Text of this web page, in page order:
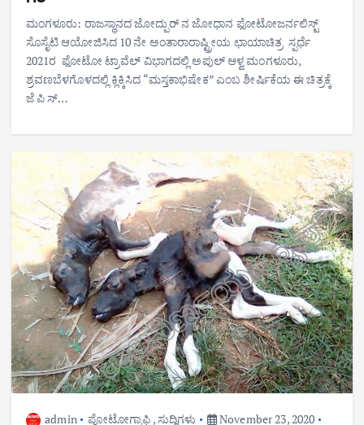
ಮಂಗಳೂರು: ರಾಜಸ್ಥಾನದ ಜೋದ್ಪುರ್ ನ ಜೋಧಾನ ಫೋಟೋಜರ್ನಲಿಸ್ಟ್
ಸೊಸೈಟಿ ಆಯೋಜಿಸಿದ 10 ನೇ ಅಂತಾರಾರಾಷ್ಟ್ರೀಯ ಛಾಯಾಚಿತ್ರ ಸ್ಪರ್ಧೆ
2021ರ ಫೋಟೋ ಟ್ರಾವೆಲ್ ವಿಭಾಗದಲ್ಲಿ ಅಪುಲ್ ಆಳ್ವ ಮಂಗಳೂರು,
ಶ್ರವಣಬೆಳಗೊಳದಲ್ಲಿ ಕ್ಲಿಕ್ಕಿಸಿದ “ಮಸ್ತಕಾಭಿಷೇಕ” ಎಂಬ ಶೀರ್ಷಿಕೆಯ ಈ ಚಿತ್ರಕ್ಕೆ
ಜೆ ಪಿ ಸ್…
admin ಪೋಟೋಗ್ರಾಫಿ ,ಸುದ್ದಿಗಳು
November 23, 2020